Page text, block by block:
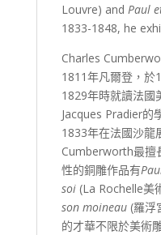
Louvre) and Paul
1833-1848, he
Charles
1811年凡爾登，於
1829年時就讀法國
Jacques Pradier的
1833年在法國沙龍
Cumberworth最擅
性的銅雕作品有
soi (La Rochelle美
son moineau(羅浮
的才華不限於美術